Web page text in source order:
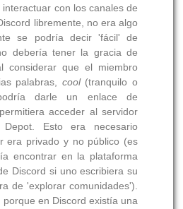
con los canales de
libremente, no era algo
se podría decir 'fácil' de
debería tener la gracia de
considerar que el miembro
palabras, cool(tranquilo o
darle un enlace de
acceder al servidor
Esto era necesario
era privado y no público (es
encontrar en la plataforma
Discord si uno escribiera su
de 'explorar comunidades').
porque en Discord existía una